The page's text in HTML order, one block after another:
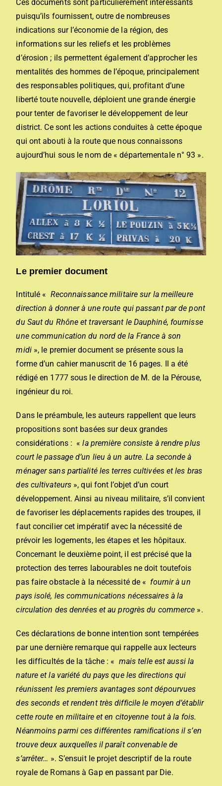
Ces documents sont particulièrement intéressants
puisqu’ils fournissent, outre de nombreuses
indications sur l’économie de la région, des
informations sur les reliefs et les problèmes
d’érosion ; ils permettent également d’approcher les
mentalités des hommes de l’époque, principalement
des responsables politiques, qui, profitant d’une
liberté toute nouvelle, déploient une grande énergie
pour tenter de favoriser le développement de leur
district. Ce sont les actions conduites à cette époque
qui ont abouti à la route que nous connaissons
aujourd’hui sous le nom de « départementale n° 93 ».
Le premier document
Intitulé « Reconnaissance militaire sur la meilleure
direction à donner à une route qui passant par de pont
du Saut du Rhôneet traversant le Dauphiné, fournisse
une communication du nord de la France à son
midi», le premier document se présente sous la
forme d’un cahier manuscrit de 16 pages. Il a été
rédigé en 1777 sous le direction de M. de la Pérouse,
ingénieur du roi.
Dans le préambule, les auteurs rappellent que leurs
propositions sont basées sur deux grandes
considérations : «la première consiste à rendre plus
court le passage d’un lieu à un autre. La seconde à
ménager sans partialité les terres cultivées et les bras
des cultivateurs », qui font l’objet d’un court
développement. Ainsi au niveau militaire, s’il convient
de favoriser les déplacements rapides des troupes, il
faut concilier cet impératif avec la nécessité de
prévoir les logements, les étapes et les hôpitaux.
Concernant le deuxième point, il est précisé que la
protection des terres labourables ne doit toutefois
pas faire obstacle à la nécessité de « fournir à un
pays isolé, les communications nécessaires à la
circulation des denrées et au progrès du commerce ».
Ces déclarations de bonne intention sont tempérées
par une dernière remarque qui rappelle aux lecteurs
les difficultés de la tâche : « mais telle est aussi la
nature et la variété du pays que les directions qui
réunissent les premiers avantages sont dépourvues
des seconds et rendent très difficile le moyen d’établir
cette route en militaire et en citoyenne tout à la fois.
Néanmoins parmi ces différentes ramifications il s’en
trouve deux auxquelles il paraît convenable de
s’arrêter… ». S’ensuit le projet descriptif de la route
royale de Romans à Gap en passant par Die.